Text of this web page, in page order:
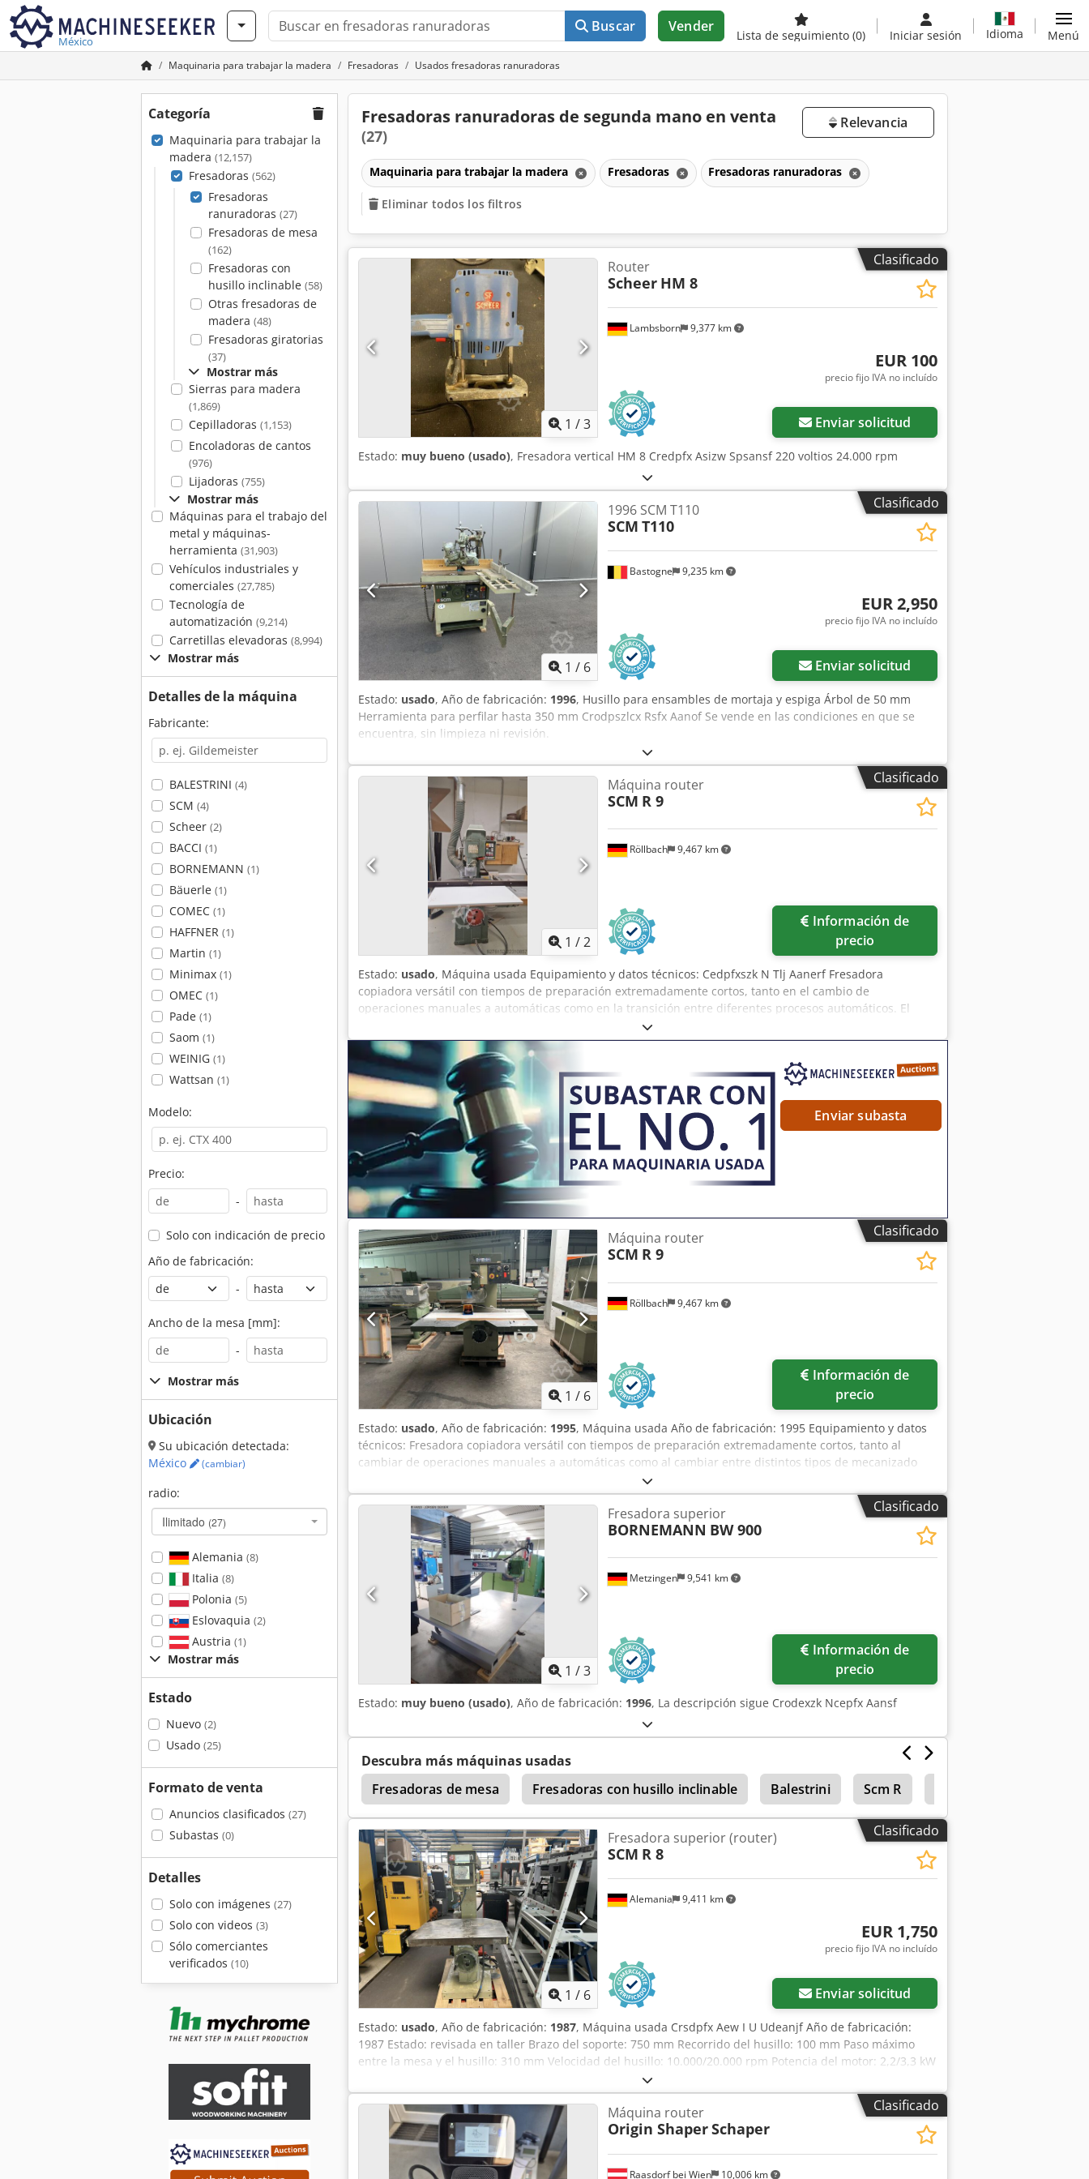
México
Buscar Vender
Lista de seguimiento (0) Iniciar sesión Idioma Menú
Maquinaria para trabajar la madera Fresadoras Usados fresadoras ranuradoras
Categoría
Maquinaria para trabajar la
madera (12,157)
Fresadoras (562)
Fresadoras
ranuradoras (27)
Fresadoras de mesa
(162)
Fresadoras con
husillo inclinable (58)
Otras fresadoras de
madera (48)
Fresadoras giratorias
(37)
Mostrar más
Sierras para madera
(1,869)
Cepilladoras (1,153)
Encoladoras de cantos
(976)
Lijadoras (755)
Mostrar más
Máquinas para el trabajo del
metal y máquinas-
herramienta (31,903)
Vehículos industriales y
comerciales (27,785)
Tecnología de
automatización (9,214)
Carretillas elevadoras (8,994)
Mostrar más
Detalles de la máquina
Fabricante:
BALESTRINI (4)
SCM (4)
Scheer (2)
BACCI (1)
BORNEMANN (1)
Bäuerle (1)
COMEC (1)
HAFFNER (1)
Martin (1)
Minimax (1)
OMEC (1)
Pade (1)
Saom (1)
WEINIG (1)
Wattsan (1)
Modelo:
Precio:
-
Solo con indicación de precio
Año de fabricación:
-
Ancho de la mesa [mm]:
-
Mostrar más
Ubicación
Su ubicación detectada:
México
(cambiar)
radio:
Ilimitado (27)
Alemania (8)
Italia (8)
Polonia (5)
Eslovaquia (2)
Austria (1)
Mostrar más
Estado
Nuevo (2)
Usado (25)
Formato de venta
Anuncios clasificados (27)
Subastas (0)
Detalles
Solo con imágenes (27)
Solo con videos (3)
Sólo comerciantes
verificados (10)
Fresadoras ranuradoras de segunda mano en venta
(27)
Relevancia
Maquinaria para trabajar la madera Fresadoras Fresadoras ranuradoras
Eliminar todos los filtros
Clasificado
1 /3
Lambsborn 9,377 km
Router
Scheer HM 8
EUR 100
precio fijo IVA no incluído
Enviar solicitud
Estado: muy bueno (usado), Fresadora vertical HM 8 Credpfx Asizw Spsansf 220 voltios 24.000 rpm
Clasificado
1 / 6
Bastogne 9,235 km
1996 SCM T110
SCM T110
EUR 2,950
precio fijo IVA no incluído
Enviar solicitud
Estado: usado, Año de fabricación: 1996, Husillo para ensambles de mortaja y espiga Árbol de 50 mm
Herramienta para perfilar hasta 350 mm Crodpszlcx Rsfx Aanof Se vende en las condiciones en que se
encuentra, sin limpieza ni revisión.
Clasificado
Pedir más fotos
1 /2
Röllbach 9,467 km
Máquina router
SCM R 9
precio
Estado: usado, Máquina usada Equipamiento y datos técnicos: Cedpfxszk N Tlj Aanerf Fresadora
copiadora versátil con tiempos de preparación extremadamente cortos, tanto en el cambio de
operaciones manuales a automáticas como en la transición entre diferentes procesos automáticos. El
avance automático de la plantilla (compuesto por un rodillo copiador central y un rodillo de presión) fue
desarrollado por SCM para guiar automáticamente las piezas fijadas en una plantilla a lo largo de la
herramienta de fresado. El rodillo copiador y el rodillo de presión automáticos pueden retirarse en
cuestión de segundos, permitiendo así el uso de la máquina para trabajos individuales y especiales
realizados a mano. Distancia entre el eje de la herramienta y la columna: 915 mm Recorrido del husillo:
105 mm Recorrido de la mesa: 180 mm Máxima distancia entre la mesa y el husillo: 300 mm
Portaherramientas: MK 2 Velocidad del husillo: 10.000/20.000 rpm Dimensiones de la mesa con
ampliaciones: 1510 x 1170 mm Potencia del motor: 4 kW Potencia del motor de avance de plantilla: 0,14
kW Velocidad de avance de plantilla: 1,5-12 m/min Número de topes de profundidad ajustables del
revólver: 6 Dimensiones aproximadas: 1690 x 1100 x 1890 mm Peso: 650 kg Disponibilidad: inmediata
Ubicación: 63934 Röllbach
Enviar subasta
Clasificado
1 / 6
Röllbach 9,467 km
Máquina router
SCM R 9
precio
Estado: usado, Año de fabricación: 1995, Máquina usada Año de fabricación: 1995 Equipamiento y datos
técnicos: Fresadora copiadora versátil con tiempos de preparación extremadamente cortos, tanto al
cambiar de operaciones manuales a automáticas como al cambiar entre distintos tipos de mecanizado
automático. El avance automático de la plantilla (compuesto de un rodillo copiador central y un rodillo de
presión) fue desarrollado por SCM para guiar automáticamente las piezas de trabajo fijadas en una
plantilla a través de la herramienta de fresado. El rodillo copiador y el rodillo de presión automáticos
pueden desmontarse en cuestión de segundos, dejando la máquina disponible para trabajos individuales
y producciones especiales a mano. Distancia entre el eje de la herramienta y el soporte: 915 mm
Recorrido del husillo: 105 mm Recorrido de la mesa: 180 mm Paso máximo entre la mesa y el husillo: 300
mm Cjdpfx Aszk N Nysanjrf Portaherramientas: MK 2 Velocidad del husillo: 10.000/20.000 rpm
Dimensiones de la mesa con extensiones: 1510 x 1170 mm Potencia del motor principal: 4 kW Potencia del
motor de avance de plantilla: 0,14 kW Velocidad de avance de plantilla: 1,5-12 m/min Número de topes de
profundidad regulables en revólver: 6 Dimensiones aproximadas: 1690 x 1100 x 1890 mm Peso: 650 kg
Disponibilidad: inmediata Ubicación: 63934 Röllbach
Clasificado
1 /3
Metzingen 9,541 km
Fresadora superior
BORNEMANN BW 900
precio
Estado: muy bueno (usado), Año de fabricación: 1996, La descripción sigue Crodexzk Ncepfx Aansf
Descubra más máquinas usadas
Fresadoras de mesa
Fresadoras con husillo inclinable Balestrini Scm R
Haffner Gl 179 Haffner
Clasificado
1 / 6
Alemania 9,411 km
Fresadora superior (router)
SCM R 8
EUR 1,750
precio fijo IVA no incluído
Enviar solicitud
Estado: usado, Año de fabricación: 1987, Máquina usada Crsdpfx Aew I U Udeanjf Año de fabricación:
1987 Estado: revisada en taller Brazo del soporte: 750 mm Recorrido del husillo: 100 mm Paso máximo
entre la mesa y el husillo: 310 mm Velocidad del husillo: 10.000/20.000 rpm Potencia del motor: 2,2/3,3 kW
Sujeción de la herramienta mediante pinza portaherramientas Con dispositivo de soplado mediante
conexión de aire comprimido Dimensiones exteriores: 905 x 1380 x 1600 mm Peso: 533 kg Disponibilidad:
a convenir Ubicación: Hochheim
Clasificado
Raasdorf bei Wien 10,006 km
Máquina router
Origin ShaperSchaper